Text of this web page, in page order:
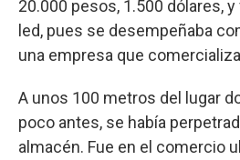
20.000 pesos, 1.500 dólares,
led, pues se desempeñaba
una empresa que
A unos 100 metros del lugar
poco antes, se había
almacén. Fue en el comercio